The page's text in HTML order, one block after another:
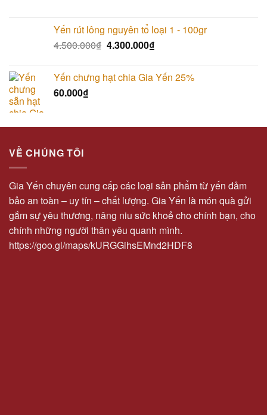
Yến rút lông nguyên tổ loại 1 - 100gr
4.500.000₫ 4.300.000₫
Yến chưng hạt chia Gia Yến 25%
60.000₫
VỀ CHÚNG TÔI
Gia Yến chuyên cung cấp các loại sản phẩm từ yến đảm
bảo an toàn – uy tín – chất lượng. Gia Yến là món quà gửi
gắm sự yêu thương, nâng niu sức khoẻ cho chính bạn, cho
chính những người thân yêu quanh mình.
https://goo.gl/maps/kURGGihsEMnd2HDF8